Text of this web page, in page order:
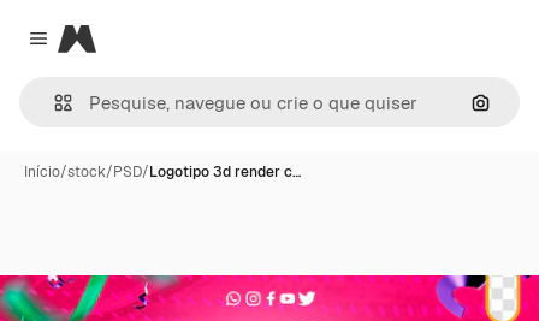
Close menu
Magnific
Início/stock/PSD/Logotipo 3d render c…